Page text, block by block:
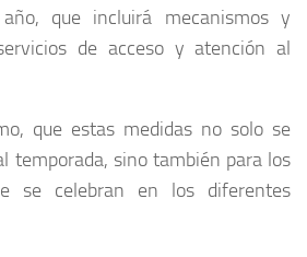
que incluirá mecanismos y
de acceso y atención al
que estas medidas no solo se
temporada, sino también para los
se celebran en los diferentes